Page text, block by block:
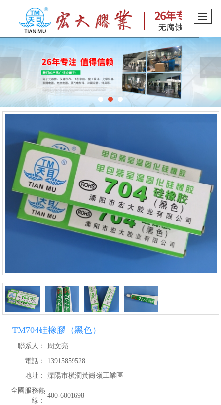
TM704硅橡膠（黑色）
聯系人：
周文亮
電話：
13915859528
地址：
溧陽市橫澗黃崗嶺工業區
全國服務熱
線：
400-6001698